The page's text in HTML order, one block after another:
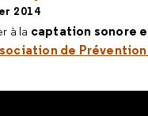
2014
à la captation sonore
de